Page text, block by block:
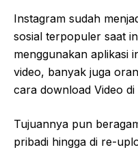
Instagram sudah
sosial terpopuler saat
menggunakan aplikasi
video, banyak juga
cara download Video di
Tujuannya pun
pribadi hingga di re-